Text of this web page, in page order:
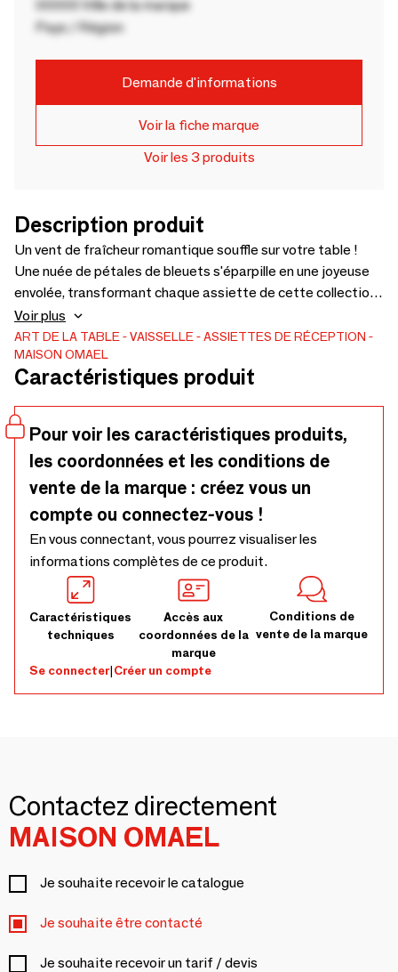
00000 Ville de la marque
Pays / Région
Demande d'informations
Voir la fiche marque
Voir les 3 produits
Description produit
Un vent de fraîcheur romantique souffle sur votre table !
Une nuée de pétales de bleuets s'éparpille en une joyeuse
envolée, transformant chaque assiette de cette collection
en une pièce unique. Cette collection est entièrement
réalisée à la main en jesmonite, avec de véritables fleurs de
bleuets.
Voir plus
ART DE LA TABLE VAISSELLE
ASSIETTES DE RÉCEPTION
MAISON OMAEL
Caractéristiques produit
Pour voir les caractéristiques produits,
les coordonnées et les conditions de
vente de la marque : créez vous un
compte ou connectez-vous !
En vous connectant, vous pourrez visualiser les
informations complètes de ce produit.
Caractéristiques
techniques
Accès aux
coordonnées de la
marque
Conditions de
vente de la marque
Se connecter|Créer un compte
Contactez directement
MAISON OMAEL
Je souhaite recevoir le catalogue
Je souhaite être contacté
Je souhaite recevoir un tarif / devis